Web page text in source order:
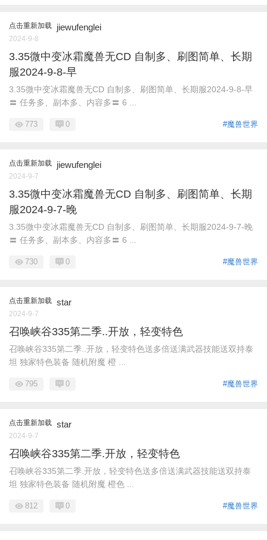
点击重新加载 jiewufenglei
2024-9-8
3.35微中变冰霜魔兽无CD 自制多、刷图简单、长期
服2024-9-8-早
3.35微中变冰霜魔兽无CD 自制多、刷图简单、长期服2024-9-8-早
〓 任务多、副本多、内容多〓 6 ...
#魔兽世界
773 0
点击重新加载 jiewufenglei
2024-9-7
3.35微中变冰霜魔兽无CD 自制多、刷图简单、长期
服2024-9-7-晚
3.35微中变冰霜魔兽无CD 自制多、刷图简单、长期服2024-9-7-晚
〓 任务多、副本多、内容多〓 6 ...
#魔兽世界
730 0
点击重新加载 star
2024-9-7
召唤峡谷335第二季..开放，轻变特色
召唤峡谷335第二季..开放，轻变特色送多倍送满武器技能送双持泰
坦 独家特色装备 随机附魔 橙 ...
#魔兽世界
795 0
点击重新加载 star
2024-9-7
召唤峡谷335第二季.开放，轻变特色
召唤峡谷335第二季.开放，轻变特色送多倍送满武器技能送双持泰
坦 独家特色装备 随机附魔 橙色 ...
#魔兽世界
812 0